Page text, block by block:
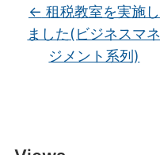
← 租税教室を実施し
ました(ビジネスマネ
ジメント系列)